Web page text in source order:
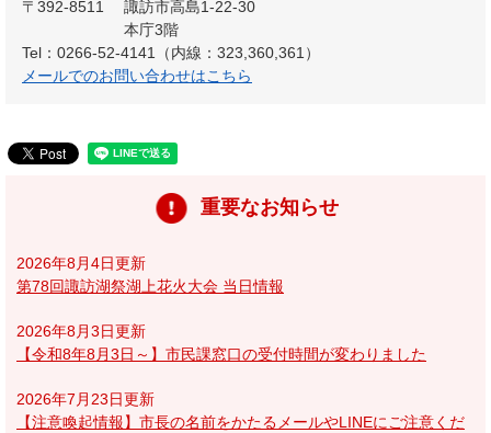
〒392-8511
諏訪市高島1-22-30
本庁3階
Tel：0266-52-4141（内線：323,360,361）
メールでのお問い合わせはこちら
重要なお知らせ
2026年8月4日更新
第78回諏訪湖祭湖上花火大会 当日情報
2026年8月3日更新
【令和8年8月3日～】市民課窓口の受付時間が変わりました
2026年7月23日更新
【注意喚起情報】市長の名前をかたるメールやLINEにご注意くだ